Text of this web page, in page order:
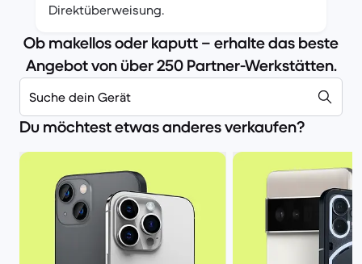
Direktüberweisung.
Ob makellos oder kaputt – erhalte das beste
Angebot von über 250 Partner-Werkstätten.
Suche dein Gerät
Du möchtest etwas anderes verkaufen?